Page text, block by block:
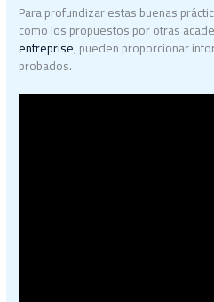
Para profundizar estas buenas
como los propuestos por otras
entreprise, pueden proporcionar
probados.